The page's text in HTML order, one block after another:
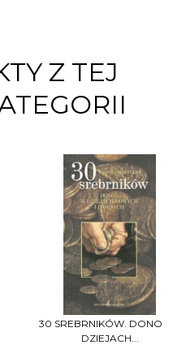
Z TEJ
30 SREBRNIKÓW. DONOS W
DZIEJACH...